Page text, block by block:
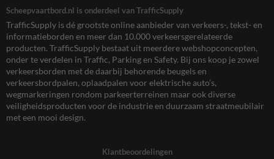
Scheepvaartbord.nl is onderdeel van TrafficSupply
TrafficSupply is dé grootste online aanbieder van verkeers-, tekst- en
informatieborden en meer dan 10.000 verkeersgerelateerde
producten. TrafficSupply bestaat uit meerdere webshopconcepten,
onder te verdelen in Traffic, Parking en Safety. Bij ons koop je zowel
verkeersborden met de daarbij behorende beugels en
verkeersbordpalen, oplaadpalen voor elektrische auto’s,
wegmarkeringen rondom parkeerterreinen maar ook diverse
veiligheidsproducten voor de industrie en duurzaam straatmeubilair
met een mooi design.
Klantbeoordelingen